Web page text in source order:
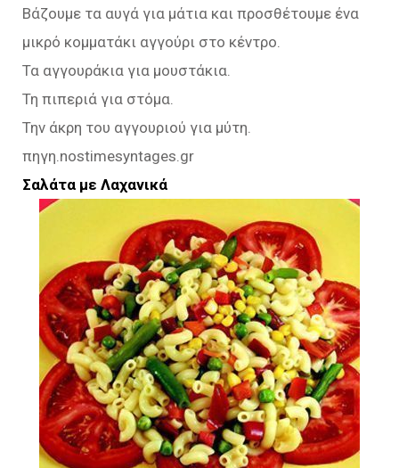
Βάζουμε τα αυγά για μάτια και προσθέτουμε ένα
μικρό κομματάκι αγγούρι στο κέντρο.
Τα αγγουράκια για μουστάκια.
Τη πιπεριά για στόμα.
Την άκρη του αγγουριού για μύτη.
πηγη.nostimesyntages.gr
Σαλάτα με Λαχανικά